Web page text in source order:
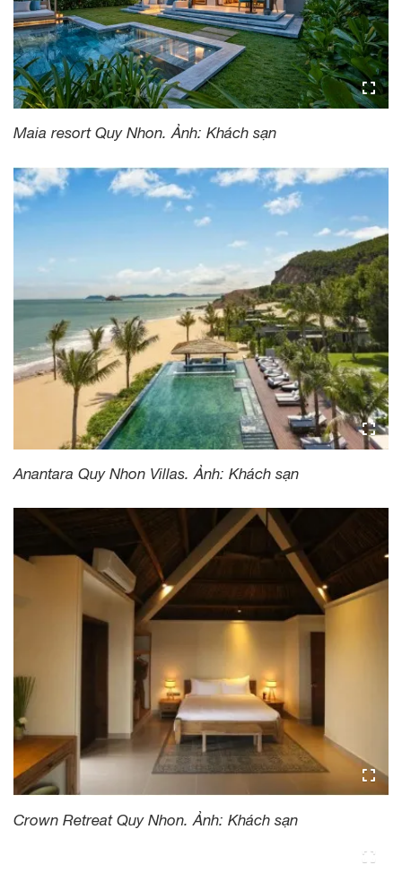
Maia resort Quy Nhon. Ảnh: Khách sạn
Anantara Quy Nhon Villas. Ảnh: Khách sạn
Crown Retreat Quy Nhon. Ảnh: Khách sạn